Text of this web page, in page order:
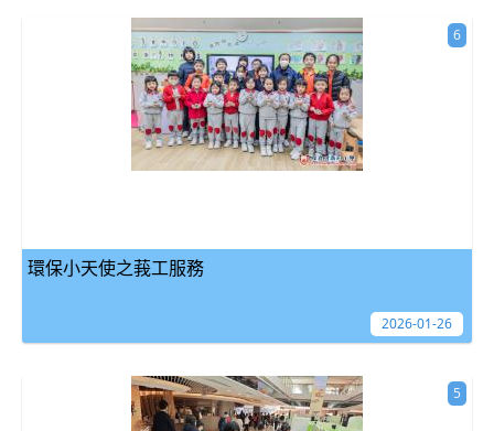
環保小天使之莪工服務
6
2026-01-26
5